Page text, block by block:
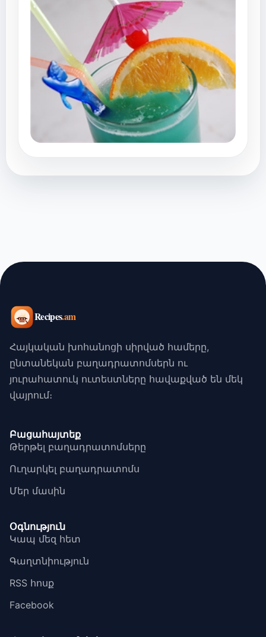
Հայկական խոհանոցի սիրված համերը,
ընտանեկան բաղադրատոմսերն ու
յուրահատուկ ուտեստները հավաքված են մեկ
վայրում։
Բացահայտեք
Թերթել բաղադրատոմսերը
Ուղարկել բաղադրատոմս
Մեր մասին
Օգնություն
Կապ մեզ հետ
Գաղտնիություն
RSS հոսք
Facebook